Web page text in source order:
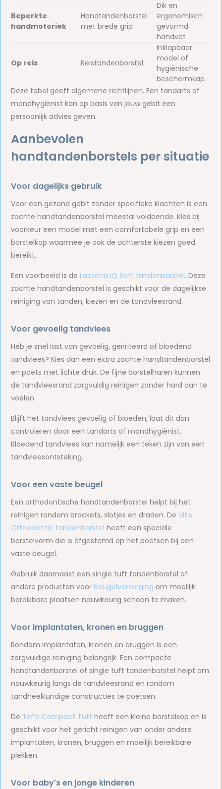
Beperkte
handmotoriek
Handtandenborstel
met brede grip
Dik en
ergonomisch
gevormd
handvat
Op reis Reistandenborstel
Inklapbaar
model of
hygiënische
beschermkap
Deze tabel geeft algemene richtlijnen. Een tandarts of
mondhygiënist kan op basis van jouw gebit een
persoonlijk advies geven.
Aanbevolen
handtandenborstels per situatie
Voor dagelijks gebruik
Voor een gezond gebit zonder specifieke klachten is een
zachte handtandenborstel meestal voldoende. Kies bij
voorkeur een model met een comfortabele grip en een
borstelkop waarmee je ook de achterste kiezen goed
bereikt.
Een voorbeeld is de Lactona IQ Soft tandenborstel. Deze
zachte handtandenborstel is geschikt voor de dagelijkse
reiniging van tanden, kiezen en de tandvleesrand.
Voor gevoelig tandvlees
Heb je snel last van gevoelig, geïrriteerd of bloedend
tandvlees? Kies dan een extra zachte handtandenborstel
en poets met lichte druk. De fijne borstelharen kunnen
de tandvleesrand zorgvuldig reinigen zonder hard aan te
voelen.
Blijft het tandvlees gevoelig of bloeden, laat dit dan
controleren door een tandarts of mondhygiënist.
Bloedend tandvlees kan namelijk een teken zijn van een
tandvleesontsteking.
Voor een vaste beugel
Een orthodontische handtandenborstel helpt bij het
reinigen rondom brackets, slotjes en draden. DeVitis
Orthodontic tandenborstel heeft een speciale
borstelvorm die is afgestemd op het poetsen bij een
vaste beugel.
Gebruik daarnaast een single tuft tandenborstel of
andere producten voor beugelverzorging om moeilijk
bereikbare plaatsen nauwkeurig schoon te maken.
Voor implantaten, kronen en bruggen
Rondom implantaten, kronen en bruggen is een
zorgvuldige reiniging belangrijk. Een compacte
handtandenborstel of single tuft tandenborstel helpt om
nauwkeurig langs de tandvleesrand en rondom
tandheelkundige constructies te poetsen.
De TePe Compact Tuft heeft een kleine borstelkop en is
geschikt voor het gericht reinigen van onder andere
implantaten, kronen, bruggen en moeilijk bereikbare
plekken.
Voor baby's en jonge kinderen